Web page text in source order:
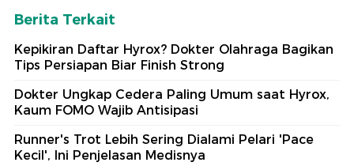
Berita Terkait
Kepikiran Daftar Hyrox? Dokter Olahraga Bagikan
Tips Persiapan Biar Finish Strong
Dokter Ungkap Cedera Paling Umum saat Hyrox,
Kaum FOMO Wajib Antisipasi
Runner's Trot Lebih Sering Dialami Pelari 'Pace
Kecil', Ini Penjelasan Medisnya